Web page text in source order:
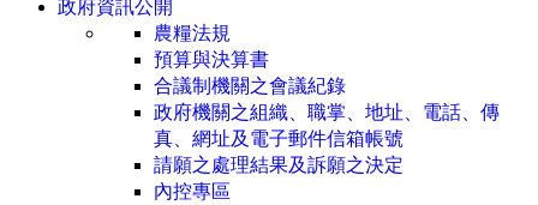
政府資訊公開
農糧法規
預算與決算書
合議制機關之會議紀錄
政府機關之組織、職掌、地址、電話、傳
真、網址及電子郵件信箱帳號
請願之處理結果及訴願之決定
內控專區